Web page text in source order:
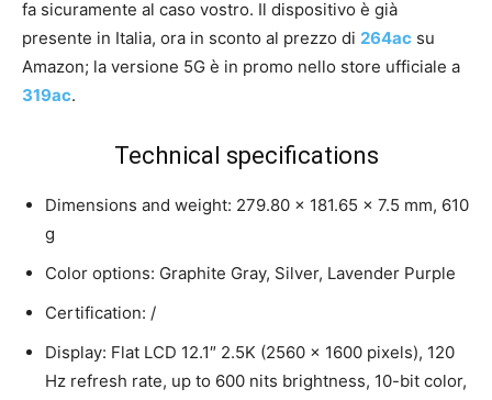
fa sicuramente al caso vostro. Il dispositivo è già
presente in Italia, ora in sconto al prezzo di 264ac su
Amazon; la versione 5G è in promo nello store ufficiale a
319ac.
Technical specifications
Dimensions and weight: 279.80 x 181.65 x 7.5 mm, 610
g
Color options: Graphite Gray, Silver, Lavender Purple
Certification: /
Display: Flat LCD 12.1″ 2.5K (2560 x 1600 pixels), 120
Hz refresh rate, up to 600 nits brightness, 10-bit color,